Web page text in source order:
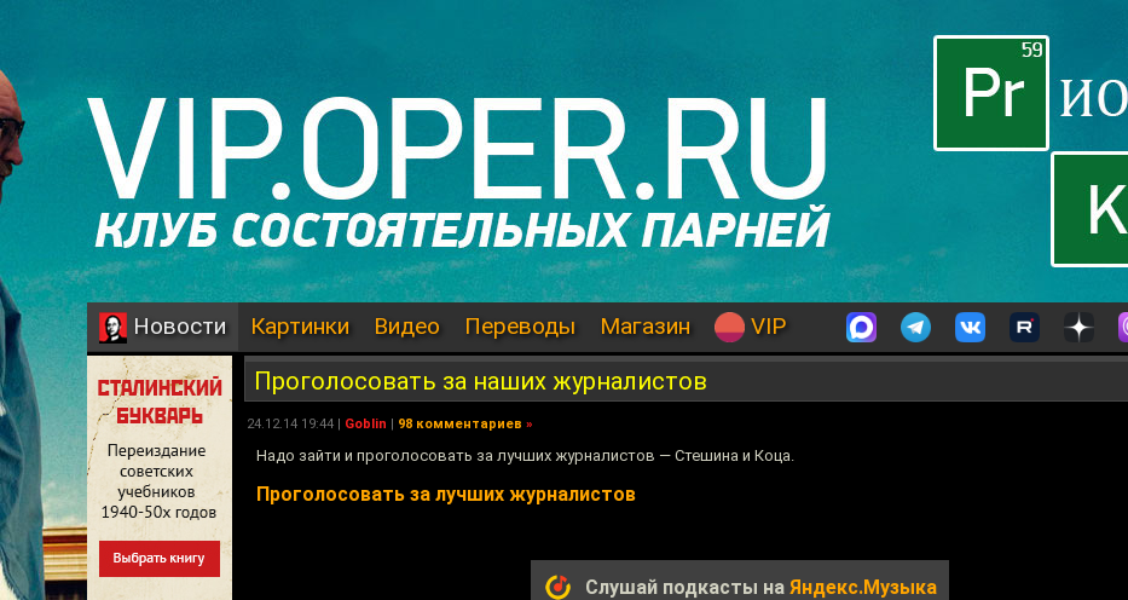
Новости Картинки Видео Переводы Магазин VIP
Проголосовать за наших журналистов
24.12.14 19:44 | Goblin | 98 комментариев »
Надо зайти и проголосовать за лучших журналистов — Стешина и Коца.
Проголосовать за лучших журналистов
Слушай подкасты на Яндекс.Музыка